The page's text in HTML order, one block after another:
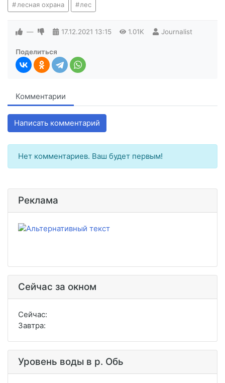
лесная охрана лес
— 17.12.2021 13:15 1.01K Journalist
Поделиться
Комментарии
Написать комментарий
Нет комментариев. Ваш будет первым!
Реклама
Сейчас за окном
Сейчас:
Завтра:
Уровень воды в р. Обь